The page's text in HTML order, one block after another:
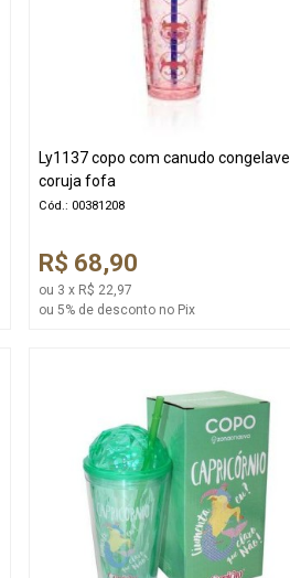
Ly1137 copo com canudo congelavel
coruja fofa
Cód.: 00381208
R$ 68,90
ou 3 x R$ 22,97
ou 5% de desconto no Pix